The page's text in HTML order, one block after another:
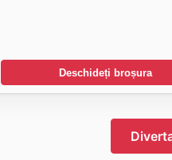
Deschideți broșura